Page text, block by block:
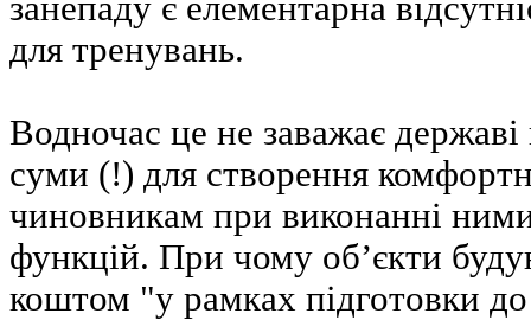
занепаду є елементарна
для тренувань.
Водночас це не заважає державі
суми (!) для створення
чиновникам при виконанні
функцій. При чому об’єкти
коштом "у рамках підготовки